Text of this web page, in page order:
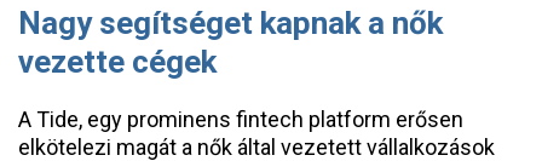
Nagy segítséget kapnak a nők
vezette cégek
A Tide, egy prominens fintech platform erősen
elkötelezi magát a nők által vezetett vállalkozások